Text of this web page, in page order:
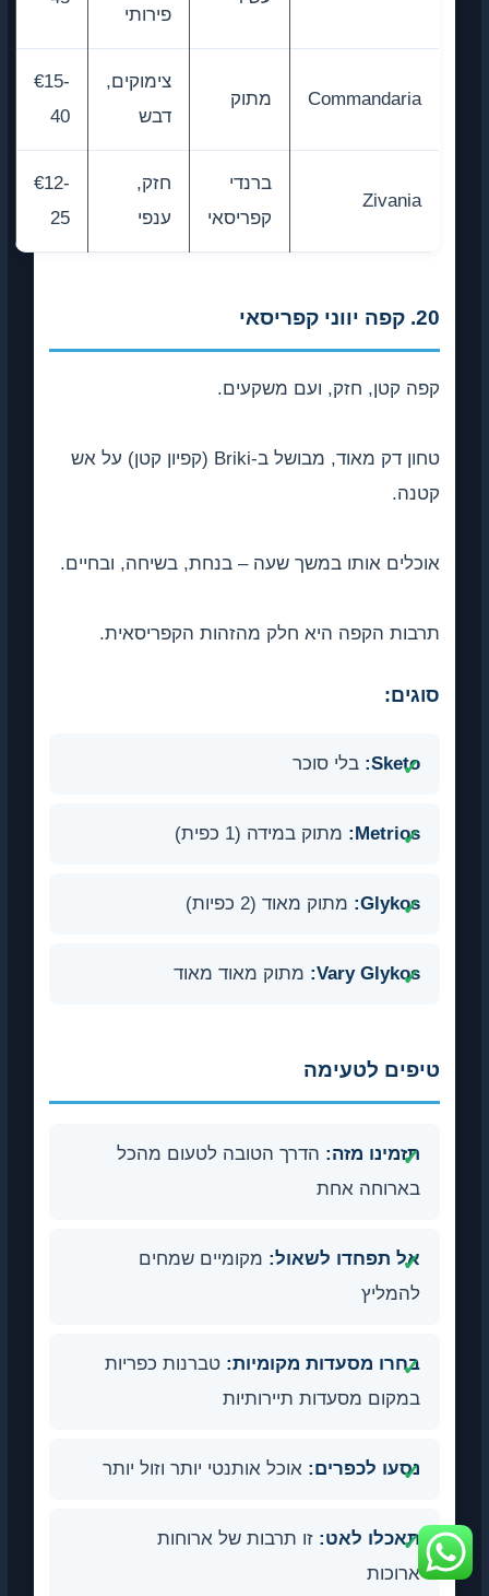
פירותי
Commandaria מתוק
צימוקים,
דבש
€15-
40
Zivania
ברנדי
קפריסאי
חזק,
ענפי
€12-
25
20. קפה יווני קפריסאי
קפה קטן, חזק, ועם משקעים.
טחון דק מאוד, מבושל ב-Briki (קפיון קטן) על אש
קטנה.
אוכלים אותו במשך שעה – בנחת, בשיחה, ובחיים.
תרבות הקפה היא חלק מהזהות הקפריסאית.
סוגים:
Sketo: בלי סוכר
Metrios: מתוק במידה (1 כפית)
Glykos: מתוק מאוד (2 כפיות)
Vary Glykos: מתוק מאוד מאוד
טיפים לטעימה
תזמינו מזה: הדרך הטובה לטעום מהכל
בארוחה אחת
אל תפחדו לשאול: מקומיים שמחים
להמליץ
בחרו מסעדות מקומיות: טברנות כפריות
במקום מסעדות תיירותיות
נסעו לכפרים: אוכל אותנטי יותר וזול יותר
תאכלו לאט: זו תרבות של ארוחות
ארוכות